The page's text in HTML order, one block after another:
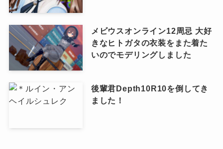
メビウスオンライン12周忌 大好
きなヒトガタの衣装をまた着た
いのでモデリングしました
後輩君Depth10R10を倒してき
ました！